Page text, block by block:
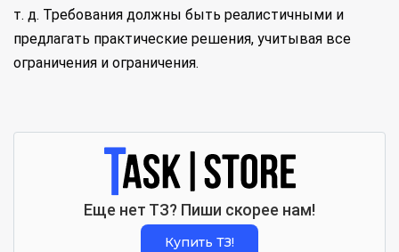
т. д. Требования должны быть реалистичными и
предлагать практические решения, учитывая все
ограничения и ограничения.
Еще нет ТЗ? Пиши скорее нам!
Купить ТЗ!